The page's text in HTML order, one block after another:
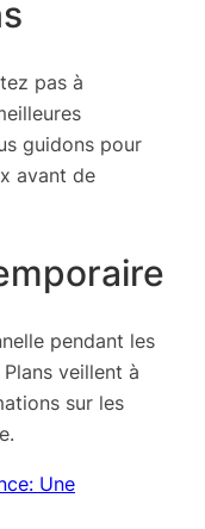
pas à
guidons pour
avant de
pendant les
veillent à
sur les
Une